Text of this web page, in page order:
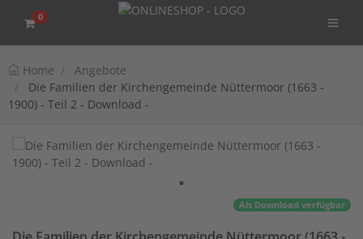
0
Home
Angebote
Die Familien der Kirchengemeinde Nüttermoor (1663 -
1900) - Teil 2 - Download -
Als Download verfügbar